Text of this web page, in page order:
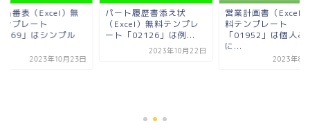
当番表（Excel）無
ンプレート
」はシンプル
2023年10月23日
パート履歴書添え状
（Excel）無料テンプレ
ート「02126」は例...
2023年10月22日
営業計画書（Excel
料テンプレート
「01952」は個人ご
に...
2023年8